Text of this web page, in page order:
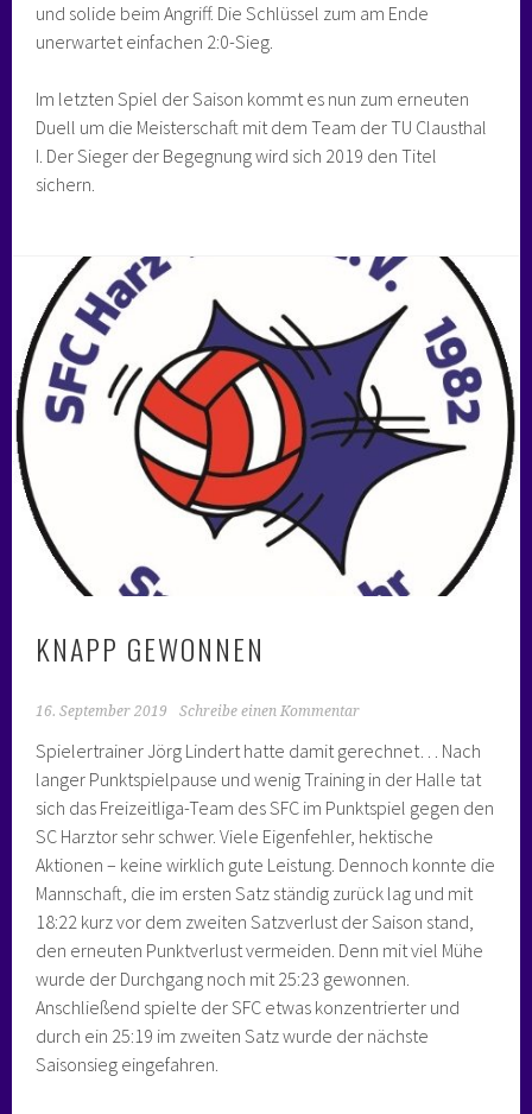
und solide beim Angriff. Die Schlüssel zum am Ende
unerwartet einfachen 2:0-Sieg.
Im letzten Spiel der Saison kommt es nun zum erneuten
Duell um die Meisterschaft mit dem Team der TU Clausthal
I. Der Sieger der Begegnung wird sich 2019 den Titel
sichern.
KNAPP GEWONNEN
16. September 2019 Schreibe einen Kommentar
Spielertrainer Jörg Lindert hatte damit gerechnet… Nach
langer Punktspielpause und wenig Training in der Halle tat
sich das Freizeitliga-Team des SFC im Punktspiel gegen den
SC Harztor sehr schwer. Viele Eigenfehler, hektische
Aktionen – keine wirklich gute Leistung. Dennoch konnte die
Mannschaft, die im ersten Satz ständig zurück lag und mit
18:22 kurz vor dem zweiten Satzverlust der Saison stand,
den erneuten Punktverlust vermeiden. Denn mit viel Mühe
wurde der Durchgang noch mit 25:23 gewonnen.
Anschließend spielte der SFC etwas konzentrierter und
durch ein 25:19 im zweiten Satz wurde der nächste
Saisonsieg eingefahren.